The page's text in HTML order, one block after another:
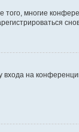
многие
входа на